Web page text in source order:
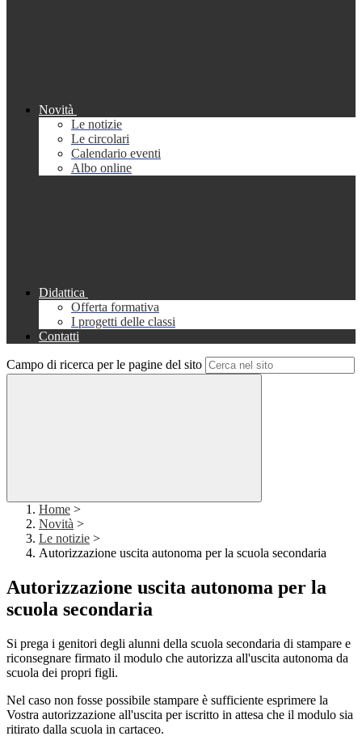
Novità
Le notizie
Le circolari
Calendario eventi
Albo online
Didattica
Offerta formativa
I progetti delle classi
Contatti
Campo di ricerca per le pagine del sito
Home >
Novità >
Le notizie >
Autorizzazione uscita autonoma per la scuola secondaria
Autorizzazione uscita autonoma per la
scuola secondaria
Si prega i genitori degli alunni della scuola secondaria di stampare e
riconsegnare firmato il modulo che autorizza all'uscita autonoma da
scuola dei propri figli.
Nel caso non fosse possibile stampare è sufficiente esprimere la
Vostra autorizzazione all'uscita per iscritto in attesa che il modulo sia
ritirato dalla scuola in cartaceo.